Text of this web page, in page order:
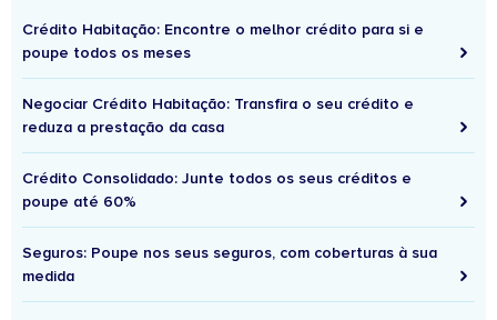
Crédito Habitação: Encontre o melhor crédito para si e
poupe todos os meses
Negociar Crédito Habitação: Transfira o seu crédito e
reduza a prestação da casa
Crédito Consolidado: Junte todos os seus créditos e
poupe até 60%
Seguros: Poupe nos seus seguros, com coberturas à sua
medida